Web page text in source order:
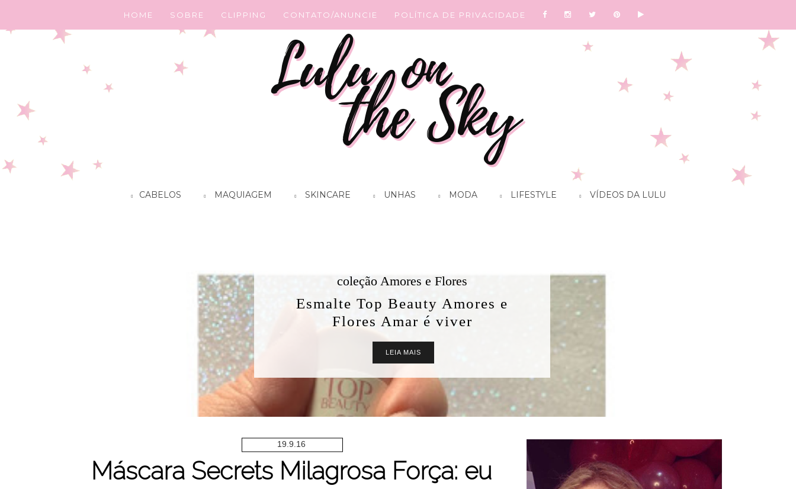
HOME SOBRE CLIPPING CONTATO/ANUNCIE POLÍTICA DE PRIVACIDADE
CABELOS MAQUIAGEM SKINCARE UNHAS MODA LIFESTYLE VÍDEOS DA LULU
coleção Amores e Flores
Esmalte Top Beauty Amores e
Flores Amar é viver
LEIA MAIS
19.9.16
Máscara Secrets Milagrosa Força: eu